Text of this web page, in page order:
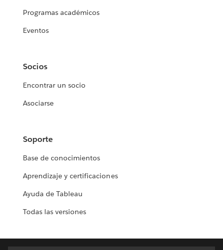
Programas académicos
Eventos
Socios
Encontrar un socio
Asociarse
Soporte
Base de conocimientos
Aprendizaje y certificaciones
Ayuda de Tableau
Todas las versiones